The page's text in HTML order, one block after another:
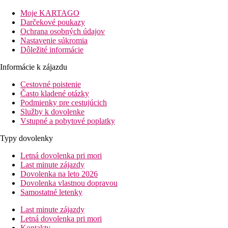
supermarkety, obchody a kaviarne sa nachádzajú v blízkosti a sú
dostupné pešo. V okolí sa tiež nachádza množstvo veľmi
zaujímavých atrakcií, ktoré stoja za návštevu.
Vzdialenosť
pláž: 0 m
Popis izby
Dvojlôžková izba
kúpeľňa/WC (sušič vlasov)
telefón
rádio
termoska s pitnou vodou
minibar za poplatok
chladnička
trezor
pri obsadenosti 2 dospelí a 2 deti – palanda
veľkosť izby 21 m2
Moje KARTAGO
Darčekové poukazy
Ochrana osobných údajov
Nastavenie súkromia
Dôležité informácie
Informácie k zájazdu
Cestovné poistenie
Často kladené otázky
Podmienky pre cestujúcich
Služby k dovolenke
Vstupné a pobytové poplatky
Typy dovolenky
Letná dovolenka pri mori
Last minute zájazdy
Dovolenka na leto 2026
Dovolenka vlastnou dopravou
Samostatné letenky
Last minute zájazdy
Letná dovolenka pri mori